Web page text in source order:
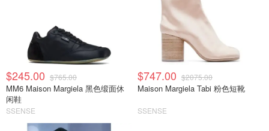
$245.00 $765.00
MM6 Maison Margiela 黑色缎面休
闲鞋
SSENSE
$747.00 $2075.00
Maison Margiela Tabi 粉色短靴
SSENSE